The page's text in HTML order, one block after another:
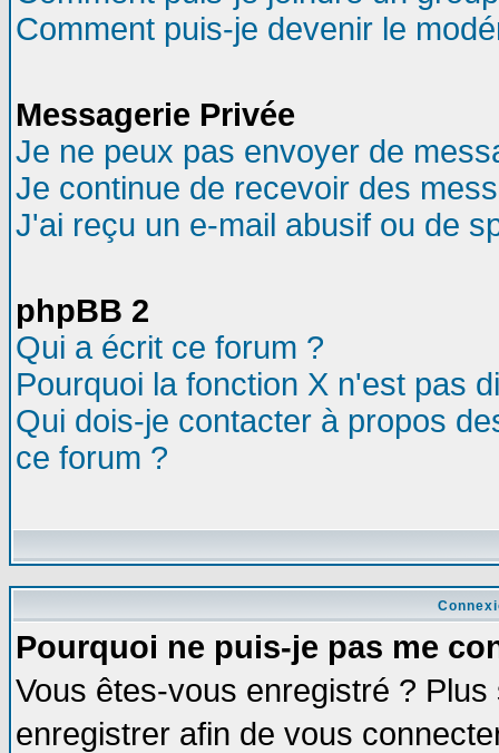
Comment puis-je devenir le
Messagerie Privée
Je ne peux pas envoyer de
Je continue de recevoir des
J'ai reçu un e-mail abusif ou de
phpBB 2
Qui a écrit ce forum ?
Pourquoi la fonction X n'est pas
Qui dois-je contacter à propos
ce forum ?
Pourquoi ne puis-je pas me
Vous êtes-vous enregistré ?
enregistrer afin de vous